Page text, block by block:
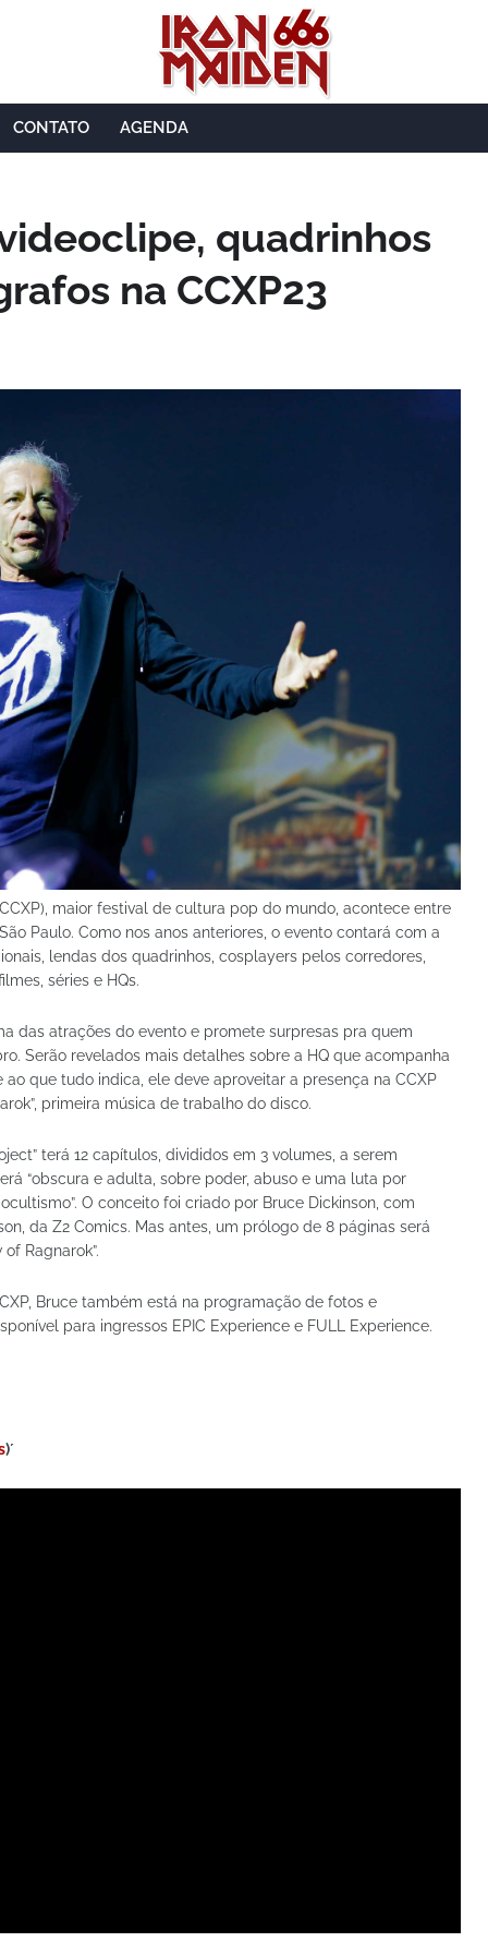
CONTATO AGENDA
quadrinhos
na CCXP23
maior festival de cultura pop do mundo, acontece entre
Paulo. Como nos anos anteriores, o evento contará com a
lendas dos quadrinhos, cosplayers pelos corredores,
séries e HQs.
das atrações do evento e promete surpresas pra quem
Serão revelados mais detalhes sobre a HQ que acompanha
ao que tudo indica, ele deve aproveitar a presença na CCXP
primeira música de trabalho do disco.
terá 12 capítulos, divididos em 3 volumes, a serem
“obscura e adulta, sobre poder, abuso e uma luta por
O conceito foi criado por Bruce Dickinson, com
da Z2 Comics. Mas antes, um prólogo de 8 páginas será
Ragnarok”.
Bruce também está na programação de fotos e
para ingressos EPIC Experience e FULL Experience.
)´